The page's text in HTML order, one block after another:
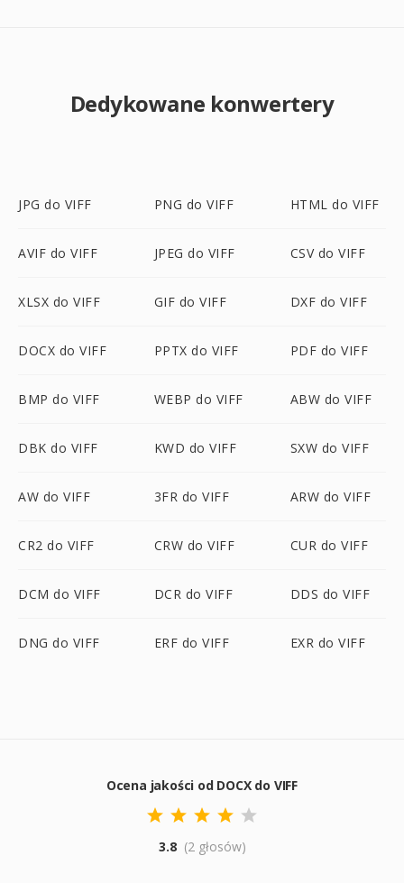
Dedykowane konwertery
JPG do VIFF PNG do VIFF HTML do VIFF
AVIF do VIFF JPEG do VIFF CSV do VIFF
XLSX do VIFF GIF do VIFF DXF do VIFF
DOCX do VIFF PPTX do VIFF PDF do VIFF
BMP do VIFF WEBP do VIFF ABW do VIFF
DBK do VIFF KWD do VIFF SXW do VIFF
AW do VIFF 3FR do VIFF ARW do VIFF
CR2 do VIFF CRW do VIFF CUR do VIFF
DCM do VIFF DCR do VIFF DDS do VIFF
DNG do VIFF ERF do VIFF EXR do VIFF
Ocena jakości od DOCX do VIFF
3.8 (2 głosów)